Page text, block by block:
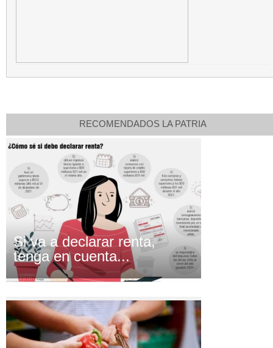
RECOMENDADOS LA PATRIA
Si va a declarar renta,
tenga en cuenta...